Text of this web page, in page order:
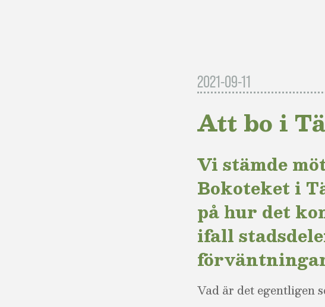
2021-09-11
Att bo i
Vi stämde
Bokoteket i
på hur det
ifall
Vad är det egentligen